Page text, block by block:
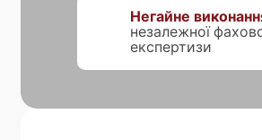
Негайне
незалежної
експертизи